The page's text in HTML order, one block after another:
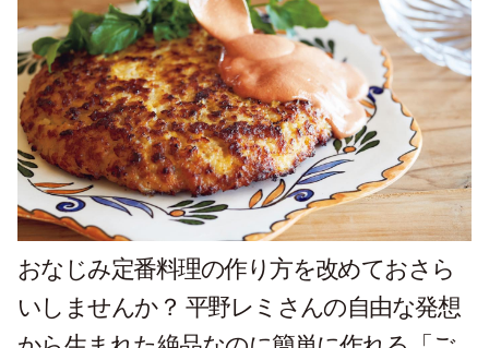
おなじみ定番料理の作り方を改めておさら
いしませんか？ 平野レミさんの自由な発想